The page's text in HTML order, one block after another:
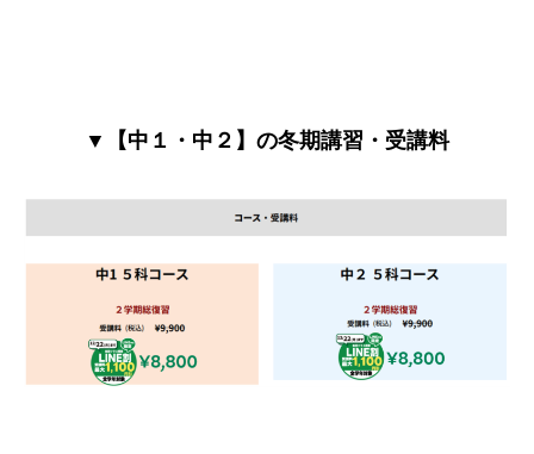
▼【中１・中２】の冬期講習・受講料